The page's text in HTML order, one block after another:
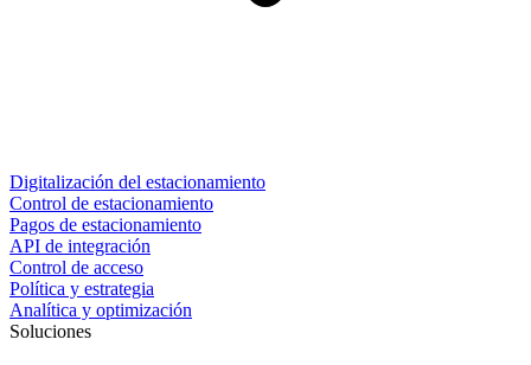
Digitalización del estacionamiento
Control de estacionamiento
Pagos de estacionamiento
API de integración
Control de acceso
Política y estrategia
Analítica y optimización
Soluciones